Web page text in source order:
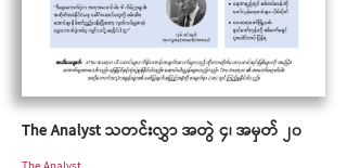
The Analyst သတင်းလွှာ အတွဲ ၄၊ အမှတ် ၂၀